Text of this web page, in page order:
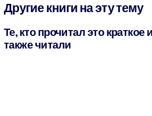
Другие книги на эту тему
Те, кто прочитал это краткое
также читали